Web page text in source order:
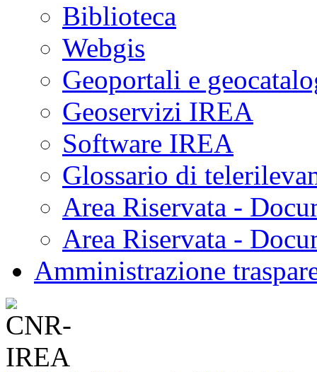
Biblioteca
Webgis
Geoportali e
Geoservizi IREA
Software IREA
Glossario di
Area Riservata -
Area Riservata -
Amministrazione